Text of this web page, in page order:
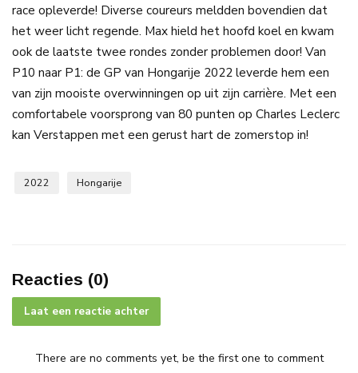
race opleverde! Diverse coureurs meldden bovendien dat
het weer licht regende. Max hield het hoofd koel en kwam
ook de laatste twee rondes zonder problemen door! Van
P10 naar P1: de GP van Hongarije 2022 leverde hem een
van zijn mooiste overwinningen op uit zijn carrière. Met een
comfortabele voorsprong van 80 punten op Charles Leclerc
kan Verstappen met een gerust hart de zomerstop in!
2022 Hongarije
Reacties (0)
Laat een reactie achter
There are no comments yet, be the first one to comment